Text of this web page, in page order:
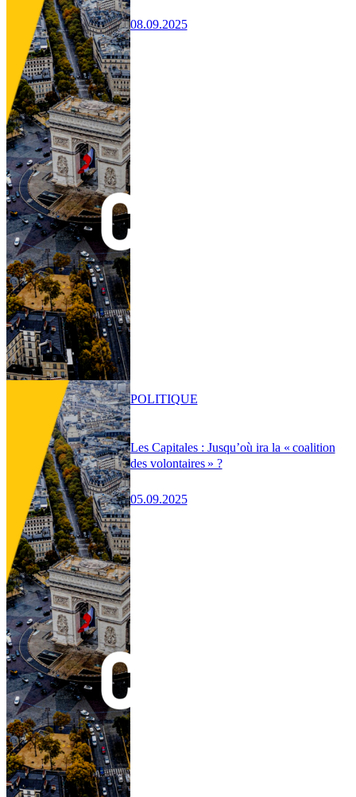
08.09.2025
Les Capitales : Jusqu’où ira la « coalition
des volontaires » ?
05.09.2025
POLITIQUE